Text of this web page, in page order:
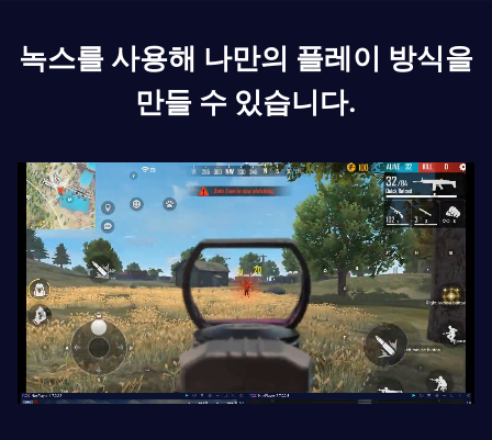
녹스를 사용해 나만의 플레이 방식을
만들 수 있습니다.